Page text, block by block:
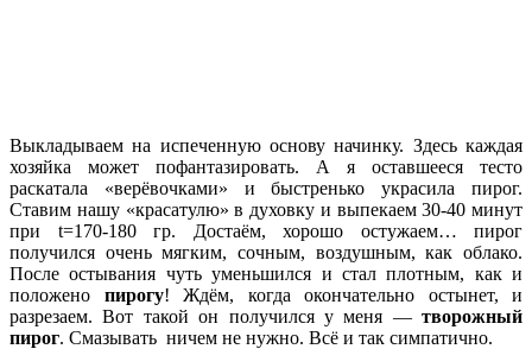
Выкладываем на испеченную основу начинку. Здесь каждая
хозяйка может пофантазировать. А я оставшееся тесто
раскатала «верёвочками» и быстренько украсила пирог.
Ставим нашу «красатулю» в духовку и выпекаем 30-40 минут
при t=170-180 гр. Достаём, хорошо остужаем… пирог
получился очень мягким, сочным, воздушным, как облако.
После остывания чуть уменьшился и стал плотным, как и
положено пирогу! Ждём, когда окончательно остынет, и
разрезаем. Вот такой он получился у меня —творожный
пирог. Смазывать ничем не нужно. Всё и так симпатично.